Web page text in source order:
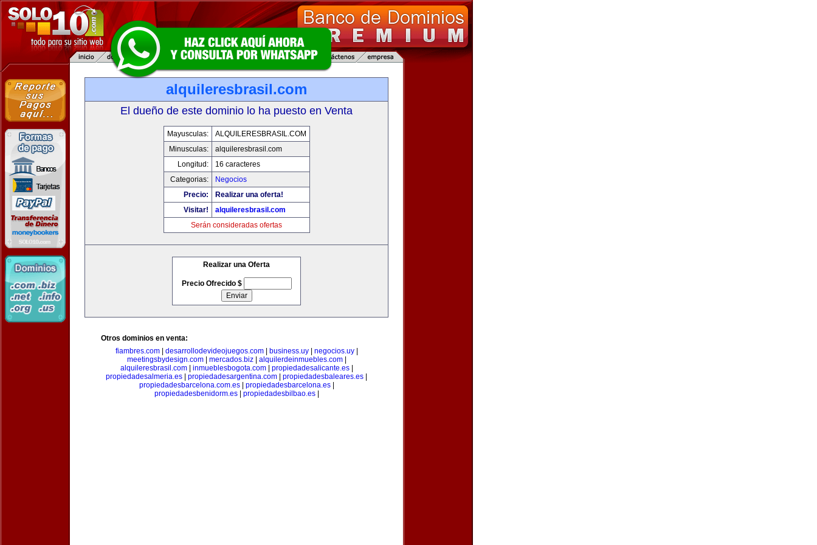
alquileresbrasil.com
El dueño de este dominio lo ha puesto en Venta
Mayusculas:
ALQUILERESBRASIL.COM
Minusculas:
alquileresbrasil.com
Longitud:
16 caracteres
Categorias:
Negocios
Precio:
Realizar una oferta!
Visitar!
alquileresbrasil.com
Serán consideradas ofertas
Realizar una Oferta
Precio Ofrecido $
Otros dominios en venta:
fiambres.com| desarrollodevideojuegos.com| business.uy| negocios.uy|
meetingsbydesign.com| mercados.biz| alquilerdeinmuebles.com|
alquileresbrasil.com| inmueblesbogota.com| propiedadesalicante.es|
propiedadesalmeria.es
propiedadesargentina.com propiedadesbaleares.es
propiedadesbarcelona.com.es| propiedadesbarcelona.es|
propiedadesbenidorm.es| propiedadesbilbao.es|